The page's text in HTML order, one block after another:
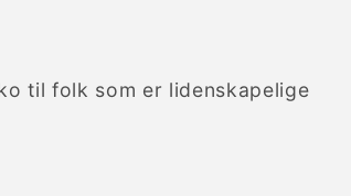
til folk som er lidenskapelige